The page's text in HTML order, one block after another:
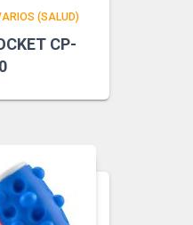
(SALUD)
CP-